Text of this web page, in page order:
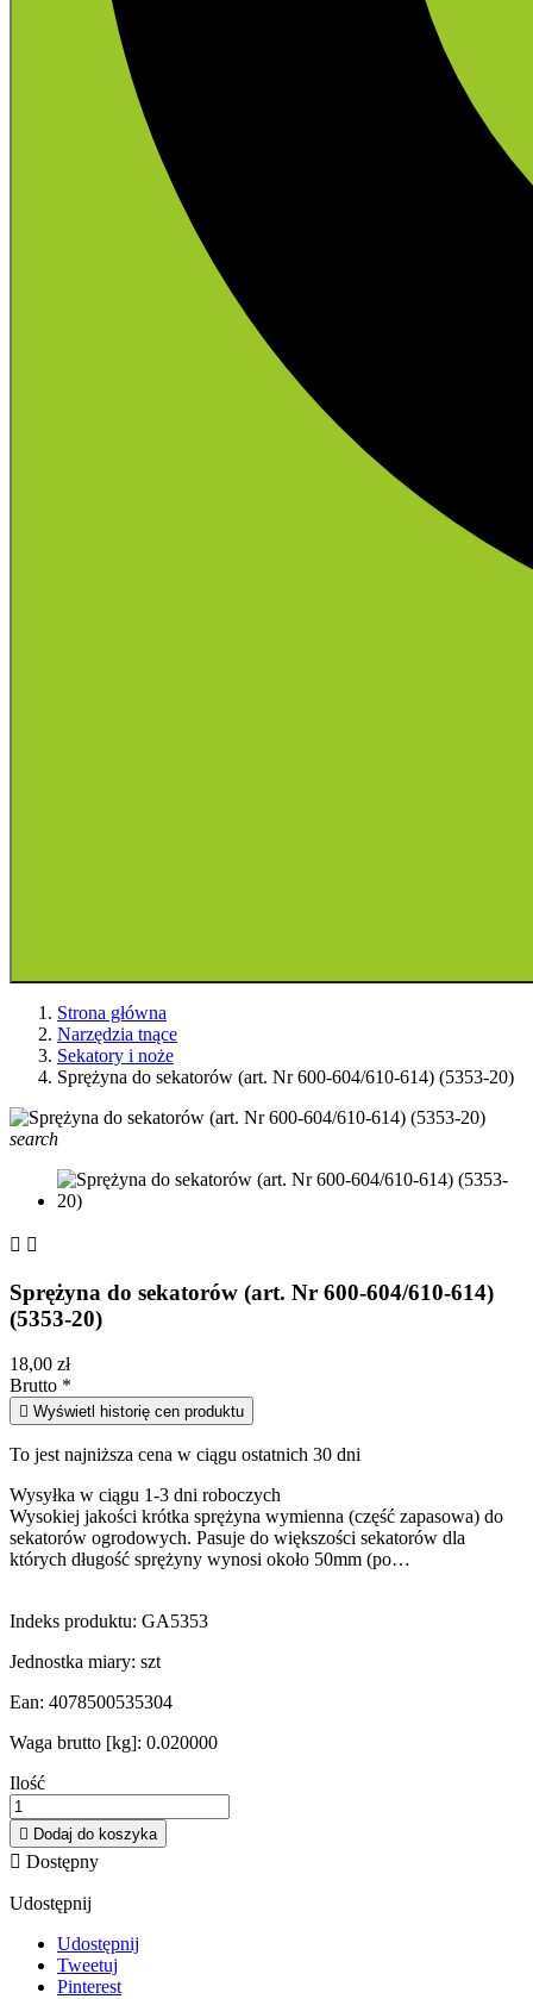
Strona główna
Narzędzia tnące
Sekatory i noże
Sprężyna do sekatorów (art. Nr 600-604/610-614) (5353-20)
search
 
Sprężyna do sekatorów (art. Nr 600-604/610-614)
(5353-20)
18,00 zł
Brutto *
 Wyświetl historię cen produktu
To jest najniższa cena w ciągu ostatnich 30 dni
Wysyłka w ciągu 1-3 dni roboczych
Wysokiej jakości krótka sprężyna wymienna (część zapasowa) do
sekatorów ogrodowych. Pasuje do większości sekatorów dla
których długość sprężyny wynosi około 50mm (po…
Indeks produktu: GA5353
Jednostka miary: szt
Ean: 4078500535304
Waga brutto [kg]: 0.020000
Ilość
 Dodaj do koszyka
 Dostępny
Udostępnij
Udostępnij
Tweetuj
Pinterest